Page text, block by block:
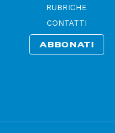
RUBRICHE
CONTATTI
ABBONATI